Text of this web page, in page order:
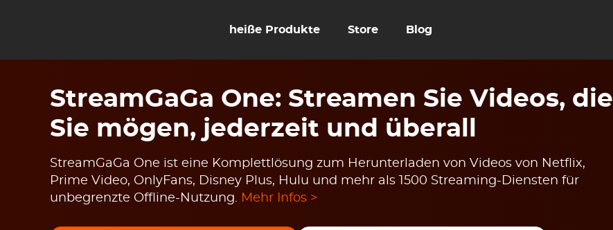
heiße Produkte Store Blog
StreamGaGa One: Streamen Sie Videos, die
Sie mögen, jederzeit und überall
StreamGaGa One ist eine Komplettlösung zum Herunterladen von Videos von Netflix,
Prime Video, OnlyFans, Disney Plus, Hulu und mehr als 1500 Streaming-Diensten für
unbegrenzte Offline-Nutzung. Mehr Infos >